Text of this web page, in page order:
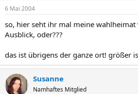
l
e
t
a
m
6 Mai 2004
so, hier seht ihr mal meine
Ausblick, oder???
das ist übrigens der ganze ort! größer
Susanne
Namhaftes Mitglied